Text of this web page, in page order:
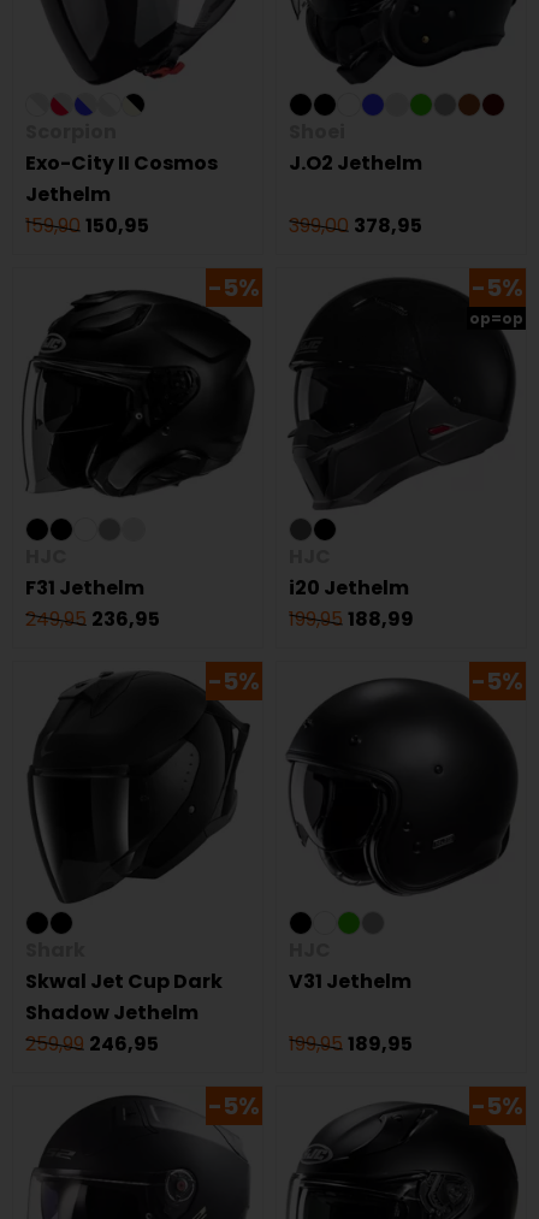
Exo-City II Cosmos
Jethelm
159,90 150,95
J.O2 Jethelm
399,00 378,95
-5%
F31 Jethelm
249,95 236,95
-5%
op=op
i20 Jethelm
199,95 188,99
-5%
Skwal Jet Cup Dark
Shadow Jethelm
259,99 246,95
-5%
V31 Jethelm
199,95 189,95
-5% -5%